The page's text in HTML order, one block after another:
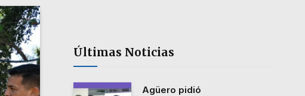
Últimas Noticias
Agüero pidió